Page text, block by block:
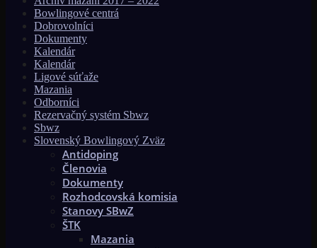
Bowlingové centrá
Dobrovolníci
Dokumenty
Kalendár
Kalendár
Ligové súťaže
Mazania
Odborníci
Rezervačný systém Sbwz
Sbwz
Slovenský Bowlingový Zväz
Antidoping
Členovia
Dokumenty
Rozhodcovská komisia
Stanovy SBwZ
ŠTK
Mazania